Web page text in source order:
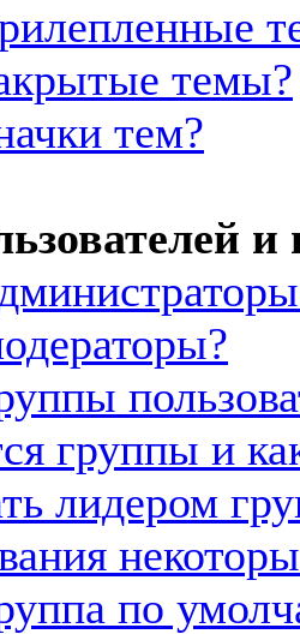
темы?
тем?
группы и
лидером
по